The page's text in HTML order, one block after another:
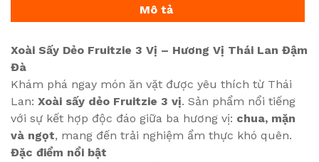
Mô tả
Xoài Sấy Dẻo Fruitzie 3 Vị – Hương Vị Thái Lan Đậm
Đà
Khám phá ngay món ăn vặt được yêu thích từ Thái
Lan: Xoài sấy dẻo Fruitzie 3 vị. Sản phẩm nổi tiếng
với sự kết hợp độc đáo giữa ba hương vị: chua, mặn
và ngọt, mang đến trải nghiệm ẩm thực khó quên.
Đặc điểm nổi bật